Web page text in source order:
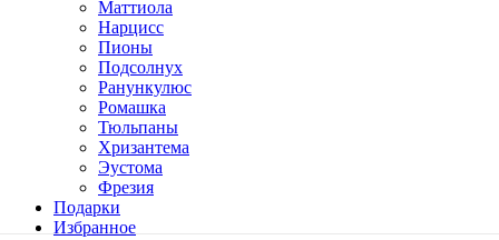
Маттиола
Нарцисс
Пионы
Подсолнух
Ранункулюс
Ромашка
Тюльпаны
Хризантема
Эустома
Фрезия
Подарки
Избранное